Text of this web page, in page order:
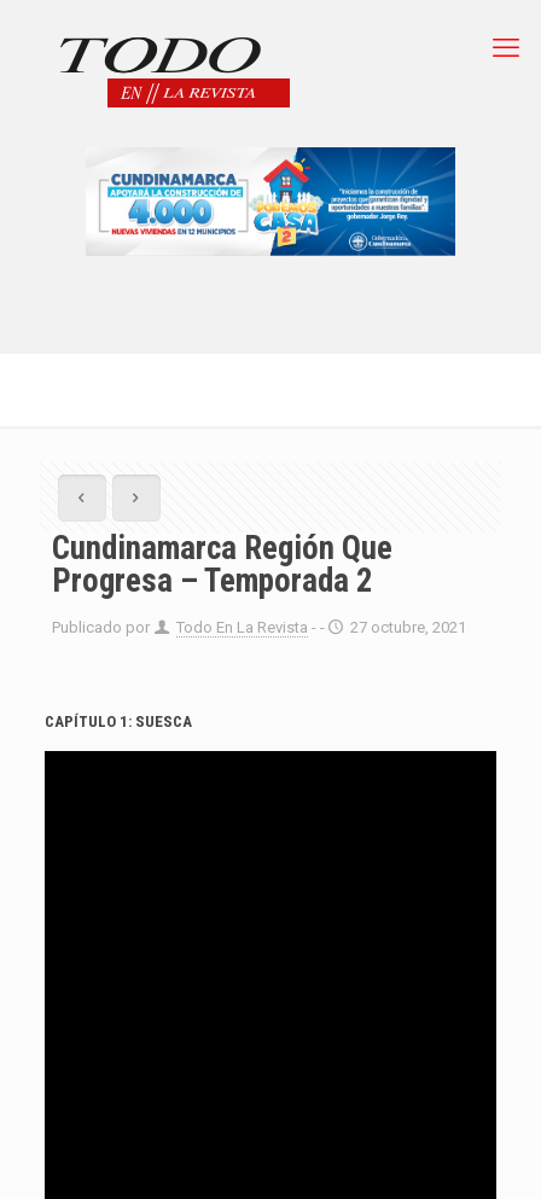
Cundinamarca Región Que
Progresa – Temporada 2
Publicado por Todo En La Revista - - 27 octubre, 2021
CAPÍTULO 1: SUESCA